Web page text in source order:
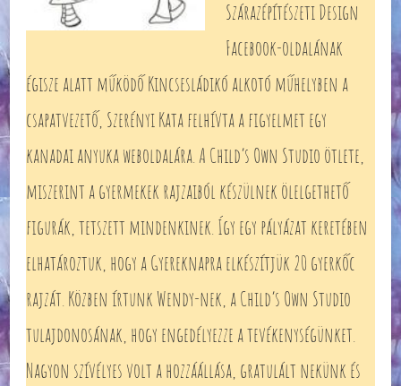
Szárazépítészeti Design
Facebook-oldalának
égisze alatt működő Kincsesládikó alkotó műhelyben a
csapatvezető, Szerényi Kata felhívta a figyelmet egy
kanadai anyuka weboldalára. A Child’s Own Studio ötlete,
miszerint a gyermekek rajzaiból készülnek ölelgethető
figurák, tetszett mindenkinek. Így egy pályázat keretében
elhatároztuk, hogy a Gyereknapra elkészítjük 20 gyerkőc
rajzát. Közben írtunk Wendy-nek, a Child’s Own Studio
tulajdonosának, hogy engedélyezze a tevékenységünket.
Nagyon szívélyes volt a hozzáállása, gratulált nekünk és